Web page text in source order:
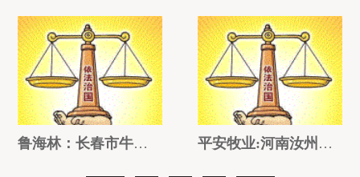
鲁海林：长春市牛淑晶偷逃国家税款 平安牧业:河南汝州市法院的胡乱判决成了常规操作